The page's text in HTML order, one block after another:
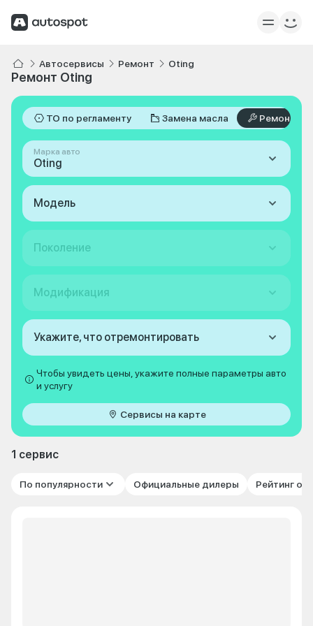
Автосервисы Ремонт Oting
Ремонт Oting
ТО по регламенту Замена масла Ремонт
Марка авто
Oting
Модель
Поколение
Модификация
Укажите, что отремонтировать
Чтобы увидеть цены, укажите полные параметры авто
и услугу
Сервисы на карте
1 сервис
По популярности Официальные дилеры Рейтинг